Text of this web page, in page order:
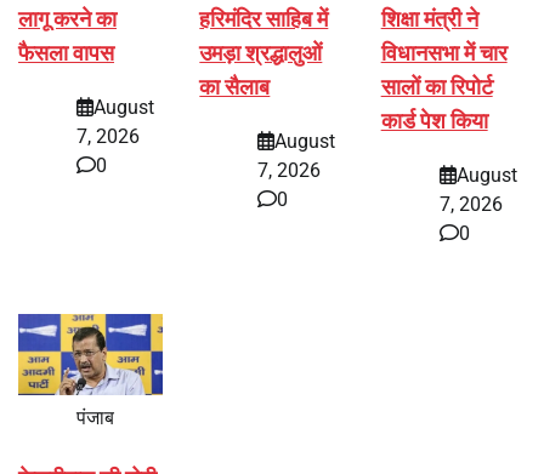
लागू करने का
फैसला वापस
August
7, 2026
0
हरिमंदिर साहिब में
उमड़ा श्रद्धालुओं
का सैलाब
August
7, 2026
0
शिक्षा मंत्री ने
विधानसभा में चार
सालों का रिपोर्ट
कार्ड पेश किया
August
7, 2026
0
पंजाब